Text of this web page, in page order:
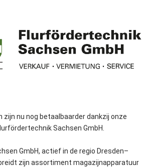
zijn nu nog betaalbaarder dankzij onze
Sachsen GmbH.
GmbH, actief in de regio Dresden–
zijn assortiment magazijnapparatuur